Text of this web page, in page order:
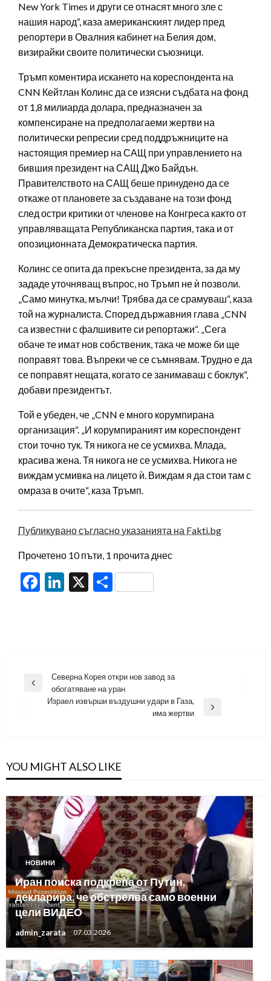
New York Times и други се отнасят много зле с
нашия народ“, каза американският лидер пред
репортери в Овалния кабинет на Белия дом,
визирайки своите политически съюзници.
Тръмп коментира искането на кореспондента на
CNN Кейтлан Колинс да се изясни съдбата на фонд
от 1,8 милиарда долара, предназначен за
компенсиране на предполагаеми жертви на
политически репресии сред поддръжниците на
настоящия премиер на САЩ при управлението на
бившия президент на САЩ Джо Байдън.
Правителството на САЩ беше принудено да се
откаже от плановете за създаване на този фонд
след остри критики от членове на Конгреса както от
управляващата Републиканска партия, така и от
опозиционната Демократическа партия.
Колинс се опита да прекъсне президента, за да му
зададе уточняващ въпрос, но Тръмп не ѝ позволи.
„Само минутка, мълчи! Трябва да се срамуваш“, каза
той на журналиста. Според държавния глава „CNN
са известни с фалшивите си репортажи“. „Сега
обаче те имат нов собственик, така че може би ще
поправят това. Въпреки че се съмнявам. Трудно е да
се поправят нещата, когато се занимаваш с боклук“,
добави президентът.
Той е убеден, че „CNN е много корумпирана
организация“. „И корумпираният им кореспондент
стои точно тук. Тя никога не се усмихва. Млада,
красива жена. Тя никога не се усмихва. Никога не
виждам усмивка на лицето ѝ. Виждам я да стои там с
омраза в очите“, каза Тръмп.
Публикувано съгласно указанията на Fakti.bg
Прочетено 10 пъти, 1 прочита днес
Facebook
LinkedIn
X Share
Навигация
Previous
Северна Корея откри нов завод за
обогатяване на уран
Израел извърши въздушни удари в Газа,
има жертви
YOU MIGHT ALSO LIKE
НОВИНИ
Иран поиска подкрепа от Путин,
декларира, че обстрелва само военни
цели ВИДЕО
admin_zarata 07.03.2026